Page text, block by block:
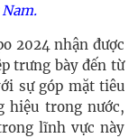
2024 nhận được
trưng bày đến từ
sự góp mặt tiêu
hiệu trong nước,
lĩnh vực này